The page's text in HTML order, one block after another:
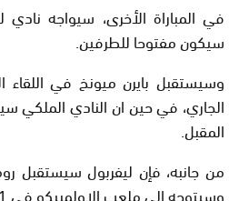
في المباراة الأخرى، سيواجه نادي
سيكون مفتوحا للطرفين.
المقبل.
وسيتوجه إلى ملعب الاولمبيكو في 1 مايو المقبل.